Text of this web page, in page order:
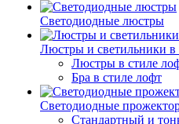
Светодиодные люстры
Люстры и светильники в
Люстры в стиле
Бра в стиле лофт
Светодиодные
Стандартный и